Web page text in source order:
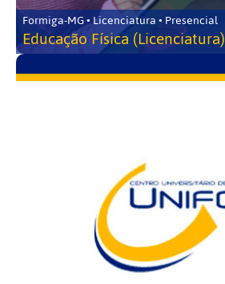
Formiga-MG • Licenciatura • Presencial
Educação Física (Licenciatura)